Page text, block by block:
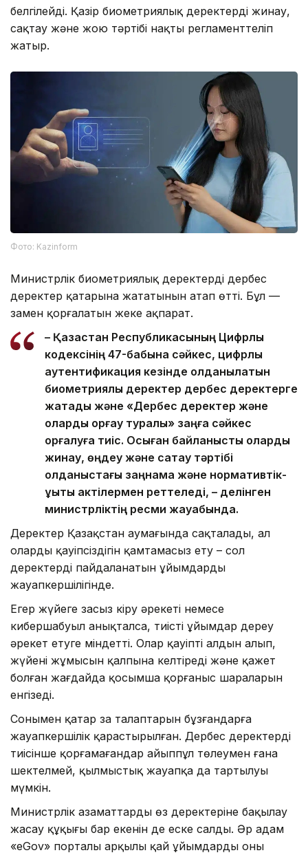
белгілейді. Қазір биометриялық деректерді жинау,
сақтау және жою тәртібі нақты регламенттеліп
жатыр.
Фото: Kazinform
Министрлік биометриялық деректердің дербес
деректер қатарына жататынын атап өтті. Бұл —
заңмен қорғалатын жеке ақпарат.
– Қазақстан Республикасының Цифрлық
кодексінің 47-бабына сәйкес, цифрлық
аутентификация кезінде қолданылатын
биометриялық деректер дербес деректерге
жатады және «Дербес деректер және
оларды қорғау туралы» заңға сәйкес
қорғалуға тиіс. Осыған байланысты оларды
жинау, өңдеу және сақтау тәртібі
қолданыстағы заңнама және нормативтік-
құқықтық актілермен реттеледі, – делінген
министрліктің ресми жауабында.
Деректер Қазақстан аумағында сақталады, ал
олардың қауіпсіздігін қамтамасыз ету – сол
деректерді пайдаланатын ұйымдардың
жауапкершілігінде.
Егер жүйеге заңсыз кіру әрекеті немесе
кибершабуыл анықталса, тиісті ұйымдар дереу
әрекет етуге міндетті. Олар қауіптің алдын алып,
жүйенің жұмысын қалпына келтіреді және қажет
болған жағдайда қосымша қорғаныс шараларын
енгізеді.
Сонымен қатар заң талаптарын бұзғандарға
жауапкершілік қарастырылған. Дербес деректерді
тиісінше қорғамағандар айыппұл төлеумен ғана
шектелмей, қылмыстық жауапқа да тартылуы
мүмкін.
Министрлік азаматтардың өз деректеріне бақылау
жасау құқығы бар екенін де еске салды. Әр адам
«eGov» порталы арқылы қай ұйымдардың оның